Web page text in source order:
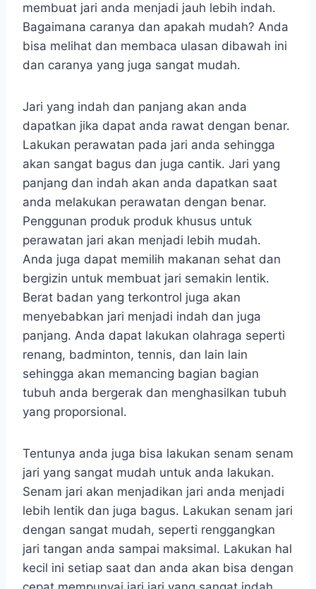
membuat jari anda menjadi jauh lebih indah.
Bagaimana caranya dan apakah mudah? Anda
bisa melihat dan membaca ulasan dibawah ini
dan caranya yang juga sangat mudah.
Jari yang indah dan panjang akan anda
dapatkan jika dapat anda rawat dengan benar.
Lakukan perawatan pada jari anda sehingga
akan sangat bagus dan juga cantik. Jari yang
panjang dan indah akan anda dapatkan saat
anda melakukan perawatan dengan benar.
Penggunan produk produk khusus untuk
perawatan jari akan menjadi lebih mudah.
Anda juga dapat memilih makanan sehat dan
bergizin untuk membuat jari semakin lentik.
Berat badan yang terkontrol juga akan
menyebabkan jari menjadi indah dan juga
panjang. Anda dapat lakukan olahraga seperti
renang, badminton, tennis, dan lain lain
sehingga akan memancing bagian bagian
tubuh anda bergerak dan menghasilkan tubuh
yang proporsional.
Tentunya anda juga bisa lakukan senam senam
jari yang sangat mudah untuk anda lakukan.
Senam jari akan menjadikan jari anda menjadi
lebih lentik dan juga bagus. Lakukan senam jari
dengan sangat mudah, seperti renggangkan
jari tangan anda sampai maksimal. Lakukan hal
kecil ini setiap saat dan anda akan bisa dengan